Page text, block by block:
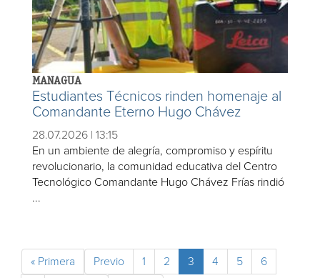
MANAGUA
Estudiantes Técnicos rinden homenaje al
Comandante Eterno Hugo Chávez
28.07.2026 | 13:15
En un ambiente de alegría, compromiso y espíritu
revolucionario, la comunidad educativa del Centro
Tecnológico Comandante Hugo Chávez Frías rindió
...
« Primera Previo 1 2 3 4 5 6